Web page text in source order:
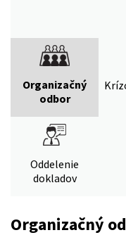
Organizačný
odbor
Oddelenie
dokladov
Organizačný